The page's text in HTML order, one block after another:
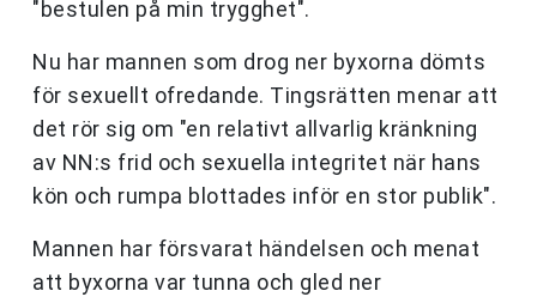
"bestulen på min trygghet".
Nu har mannen som drog ner byxorna dömts
för sexuellt ofredande. Tingsrätten menar att
det rör sig om "en relativt allvarlig kränkning
av NN:s frid och sexuella integritet när hans
kön och rumpa blottades inför en stor publik".
Mannen har försvarat händelsen och menat
att byxorna var tunna och gled ner